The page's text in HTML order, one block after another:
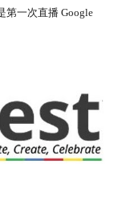
第一次直播 Google